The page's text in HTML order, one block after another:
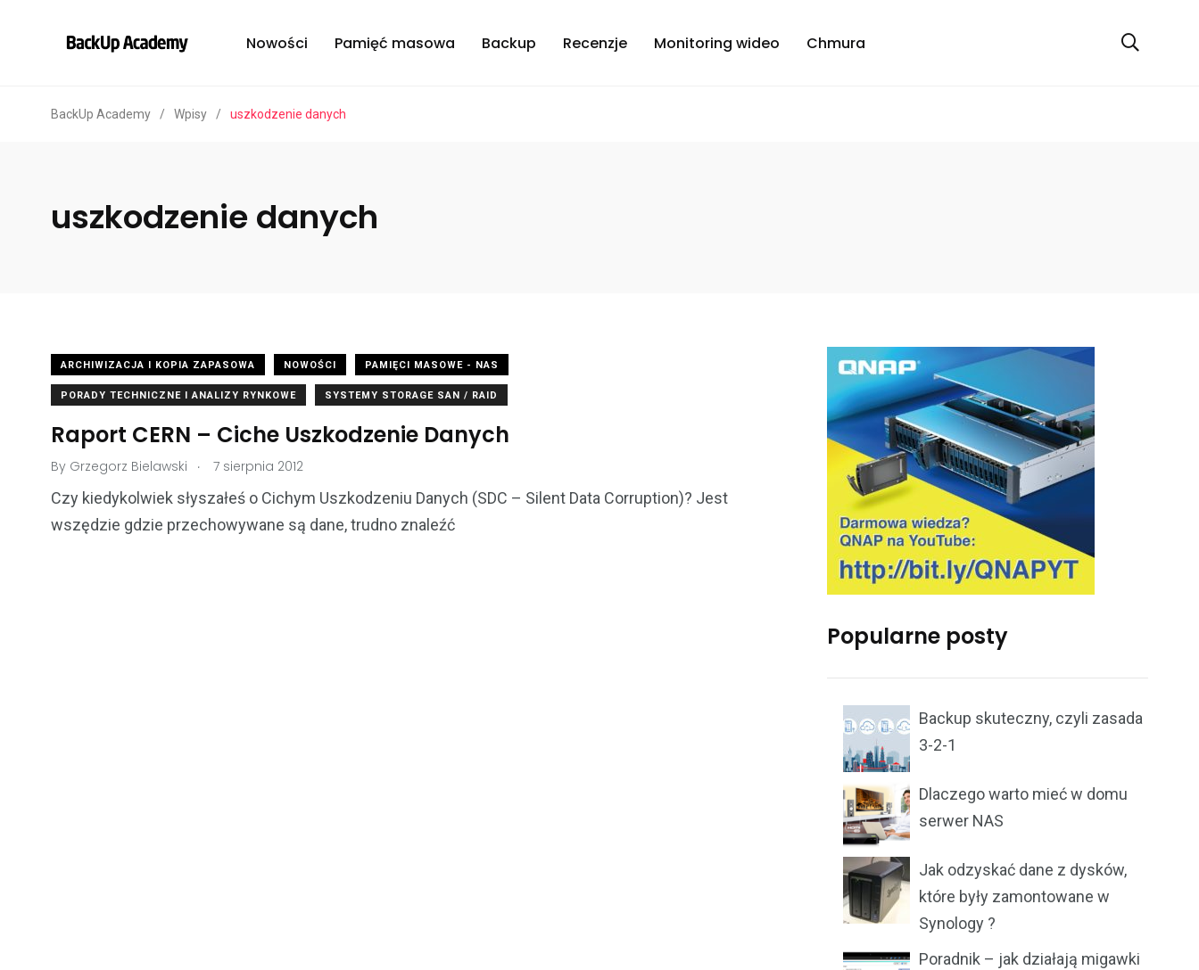
Nowości Pamięć masowa Backup Recenzje Monitoring wideo Chmura
BackUp Academy / Wpisy / uszkodzenie danych
uszkodzenie danych
ARCHIWIZACJA I KOPIA ZAPASOWA NOWOŚCI PAMIĘCI MASOWE - NAS
PORADY TECHNICZNE I ANALIZY RYNKOWE SYSTEMY STORAGE SAN / RAID
Raport CERN – Ciche Uszkodzenie Danych
By Grzegorz Bielawski . 7 sierpnia 2012
Czy kiedykolwiek słyszałeś o Cichym Uszkodzeniu Danych (SDC – Silent Data Corruption)? Jest
wszędzie gdzie przechowywane są dane, trudno znaleźć
Popularne posty
Backup skuteczny, czyli zasada
3-2-1
Dlaczego warto mieć w domu
serwer NAS
Jak odzyskać dane z dysków,
które były zamontowane w
Synology ?
Poradnik – jak działają migawki